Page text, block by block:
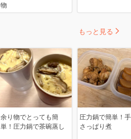
物
余り物でとっても簡
単！圧力鍋で茶碗蒸し
圧力鍋で簡単！
さっぱり煮
もっと見る